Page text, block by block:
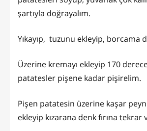
şartıyla doğrayalım.
Yıkayıp, tuzunu ekleyip, borcama
Üzerine kremayı ekleyip 170
patatesler pişene kadar pişirelim.
Pişen patatesin üzerine kaşar
ekleyip kızarana denk fırına tekrar